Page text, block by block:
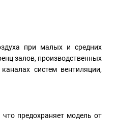
при малых и средних
залов, производственных
систем вентиляции,
предохраняет модель от